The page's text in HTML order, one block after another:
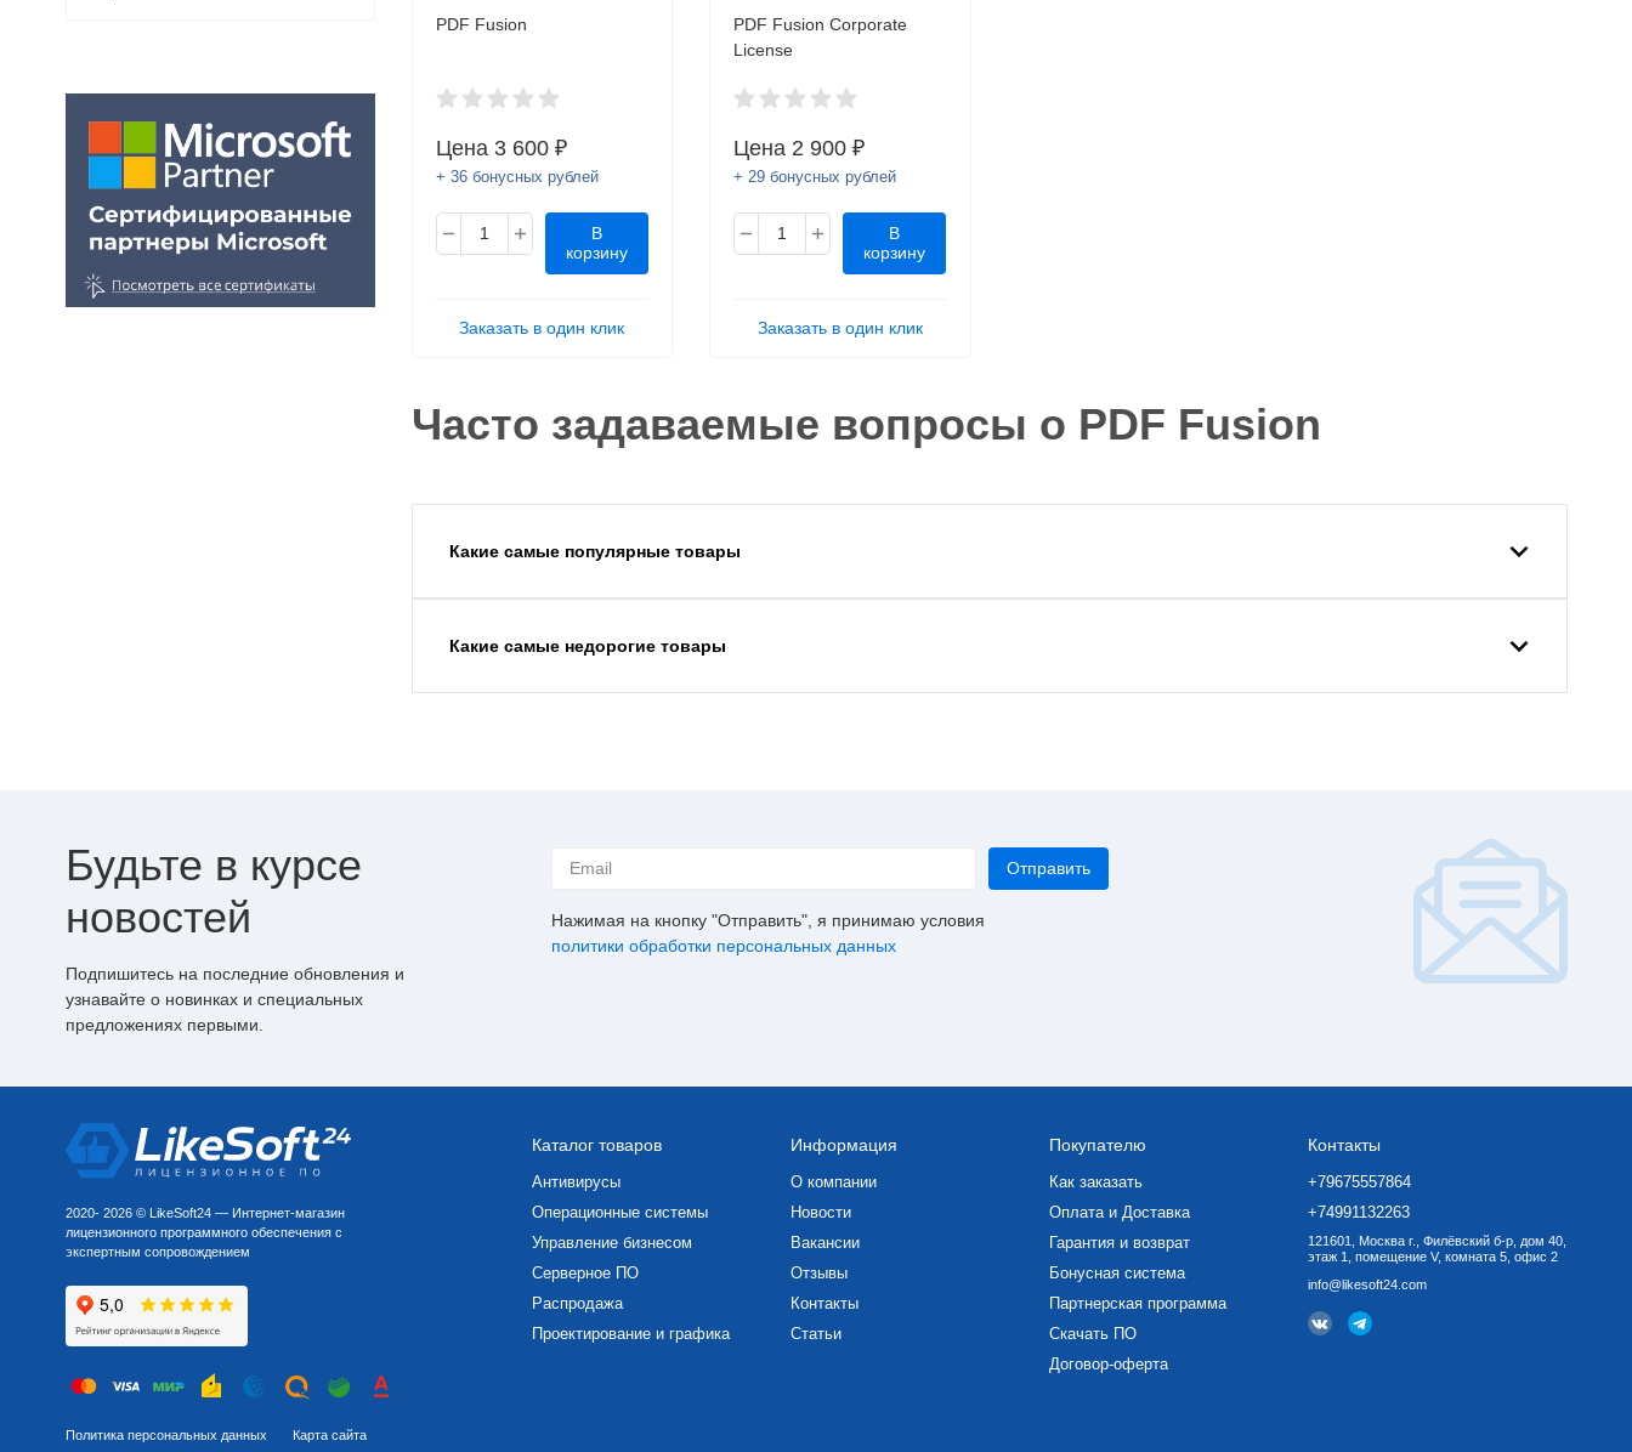
PDF Fusion
Цена 3 600 ₽
+ 36 бонусных рублей
В
корзину
Заказать в один клик
PDF Fusion Corporate
License
Цена 2 900 ₽
+ 29 бонусных рублей
В
корзину
Заказать в один клик
Часто задаваемые вопросы о PDF Fusion
Какие самые популярные товары
Какие самые недорогие товары
Будьте в курсе
новостей
Подпишитесь на последние обновления и
узнавайте о новинках и специальных
предложениях первыми.
Нажимая на кнопку "Отправить", я принимаю условия
политики обработки персональных данных
2020- 2026 © LikeSoft24 — Интернет-магазин
лицензионного программного обеспечения с
экспертным сопровождением
Политика персональных данных Карта сайта
Каталог товаров
Антивирусы
Операционные системы
Управление бизнесом
Серверное ПО
Распродажа
Проектирование и графика
Информация
О компании
Новости
Вакансии
Отзывы
Контакты
Статьи
Покупателю
Как заказать
Оплата и Доставка
Гарантия и возврат
Бонусная система
Партнерская программа
Скачать ПО
Договор-оферта
Контакты
+79675557864
+74991132263
121601, Москва г., Филёвский б-р, дом 40,
этаж 1, помещение V, комната 5, офис 2
info@likesoft24.com